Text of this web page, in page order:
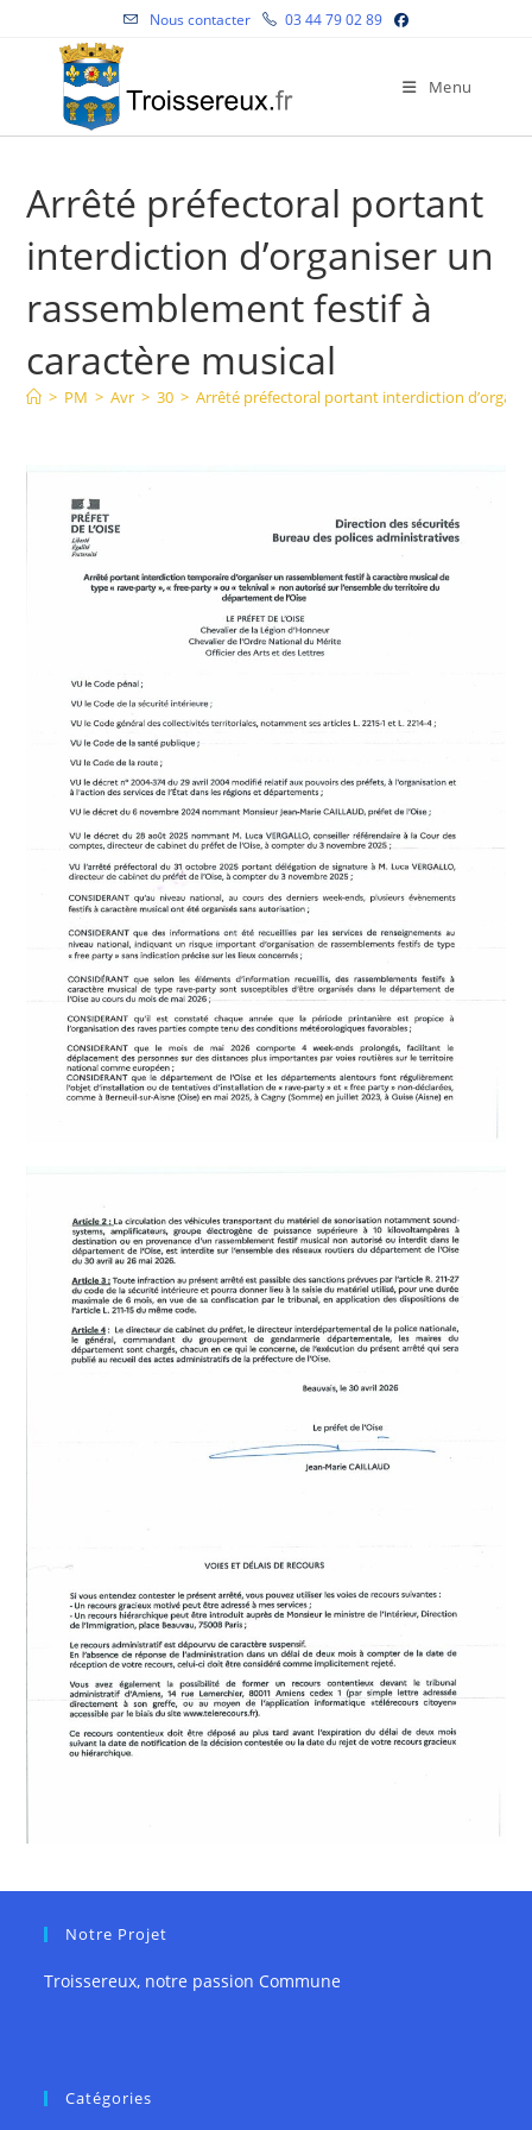
Nous contacter 03 44 79 02 89
Menu
Arrêté préfectoral portant
interdiction d’organiser un
rassemblement festif à
caractère musical
> PM > Avr > 30 > Arrêté préfectoral portant interdiction
Notre Projet
Troissereux, notre passion Commune
Catégories